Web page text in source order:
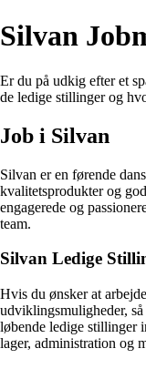
Silvan
Er du på udkig efter et
de ledige stillinger og
Job i Silvan
Silvan er en førende
kvalitetsprodukter og
engagerede og
team.
Silvan Ledige
Hvis du ønsker at
udviklingsmuligheder,
løbende ledige stillinger
lager, administration og